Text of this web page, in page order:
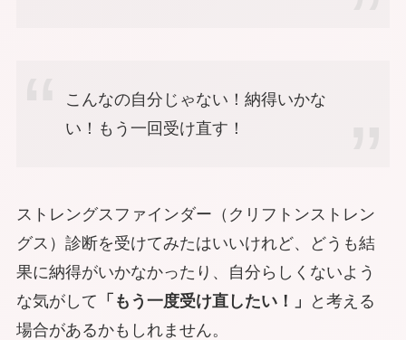
こんなの自分じゃない！納得いかな
い！もう一回受け直す！
ストレングスファインダー（クリフトンストレン
グス）診断を受けてみたはいいけれど、どうも結
果に納得がいかなかったり、自分らしくないよう
な気がして 「もう一度受け直したい！」
と考える
場合があるかもしれません。